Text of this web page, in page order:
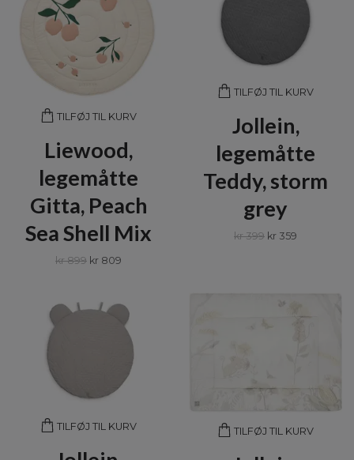
TILFØJ TIL KURV
Liewood,
legemåtte
Gitta, Peach
Sea Shell Mix
kr 899 kr 809
TILFØJ TIL KURV
Jollein,
legemåtte
Teddy, storm
grey
kr 399 kr 359
TILFØJ TIL KURV TILFØJ TIL KURV